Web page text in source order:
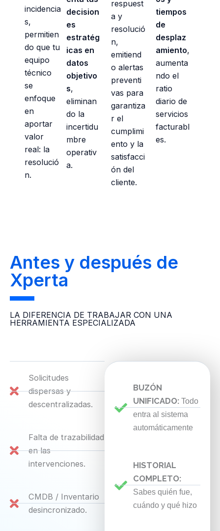
incidencia
s,
permitien
do que tu
equipo
técnico
se
enfoque
en
aportar
valor
real: la
resolució
n.
decision
es
estratég
icas en
datos
objetivo
s,
eliminan
do la
incertidu
mbre
operativ
a.
respuest
a y
resolució
n,
emitiend
o alertas
preventi
vas para
garantiza
r el
cumplimi
ento y la
satisfacci
ón del
cliente.
tiempos
de
desplaz
amiento,
aumenta
ndo el
ratio
diario de
servicios
facturabl
es.
Antes y después de
Xperta
LA DIFERENCIA DE TRABAJAR CON UNA
HERRAMIENTA ESPECIALIZADA
Solicitudes
dispersas y
descentralizadas.
Falta de trazabilidad
en las
intervenciones.
CMDB / Inventario
desincronizado.
BUZÓN
UNIFICADO: Todo
entra al sistema
automáticamente
HISTORIAL
COMPLETO:
Sabes quién fue,
cuándo y qué hizo